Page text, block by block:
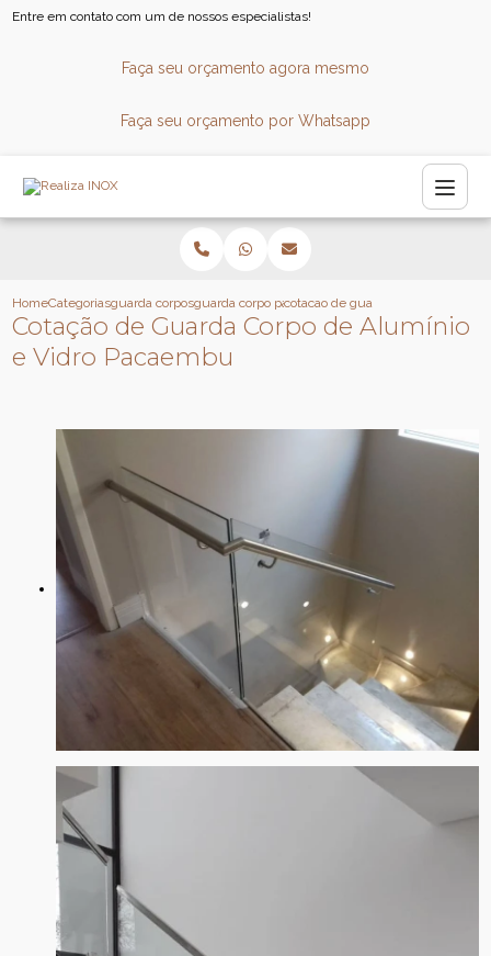
Entre em contato com um de nossos especialistas!
Faça seu orçamento agora mesmo
Faça seu orçamento por Whatsapp
HomeCategoriasguarda corposguarda corpo para sacadacotacao de guarda corpo de
Cotação de Guarda Corpo de Alumínio
e Vidro Pacaembu